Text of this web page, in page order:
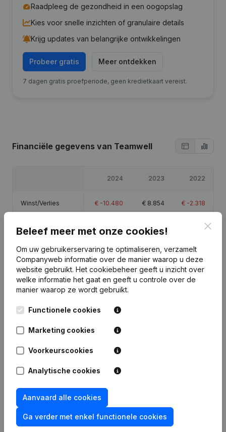
Raadpleeg de gezondheid in een oogopslag
Kies voor snelle inzichten of granulaire details
Krijg updates van belangrijke ontwikkelingen
Probeer gratis Meer ontdekken
7 dagen gratis proefperiode, geen kredietkaart vereist.
Financiële gegevens van Teamwell
2024 2023 2022
Winst/Verlies € -10.480 € 8.854 € -2.318
Eigen vermogen € 8.056 € 18.536 9.682
Brutomarge €-9.894 €8.738 €-1.270
Publicatiesvan Teamwell
29-07-2022
Rubriek Oprichting (Nieuwe
Rechtspersoon, Opening Bijkantoor,
Beleef meer met onze cookies!
Om uw gebruikerservaring te optimaliseren, verzamelt
Companyweb informatie over de manier waarop u deze
website gebruikt. Het cookiebeheer geeft u inzicht over
welke informatie het gaat en geeft u controle over de
manier waarop ze wordt gebruikt.
Functionele cookies
Marketing cookies
Voorkeurscookies
Analytische cookies
Aanvaard alle cookies
Ga verder met enkel functionele cookies